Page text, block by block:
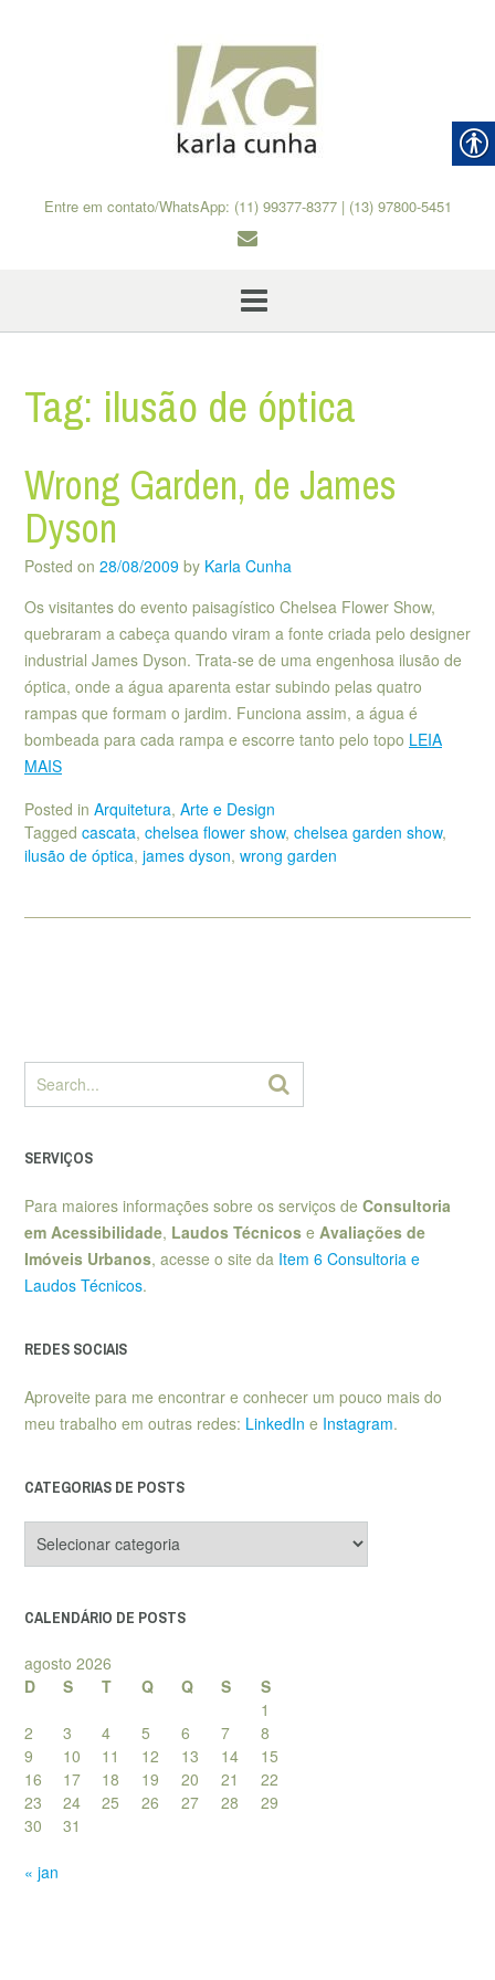
Entre em contato/WhatsApp: (11) 99377-8377 | (13) 97800-5451
Tag: ilusão de óptica
Wrong Garden, de James
Dyson
Posted on 28/08/2009 by Karla Cunha
Os visitantes do evento paisagístico Chelsea Flower Show,
quebraram a cabeça quando viram a fonte criada pelo designer
industrial James Dyson. Trata-se de uma engenhosa ilusão de
óptica, onde a água aparenta estar subindo pelas quatro
rampas que formam o jardim. Funciona assim, a água é
bombeada para cada rampa e escorre tanto pelo topo LEIA
MAIS
Posted in Arquitetura, Arte e Design
Tagged cascata, chelsea flower show, chelsea garden show,
ilusão de óptica, james dyson, wrong garden
SERVIÇOS
Para maiores informações sobre os serviços de Consultoria
em Acessibilidade, Laudos Técnicos e Avaliações de
Imóveis Urbanos, acesse o site da Item 6 Consultoria e
Laudos Técnicos.
REDES SOCIAIS
Aproveite para me encontrar e conhecer um pouco mais do
meu trabalho em outras redes: LinkedIn e Instagram.
CATEGORIAS DE POSTS
de
CALENDÁRIO DE POSTS
agosto 2026
D
S T Q Q S
S
1
2
3 4 5 6 7
8
9
10 11 12 13 14
15
16
17 18 19 20 21
22
23
24 25 26 27 28
29
30
31
« jan